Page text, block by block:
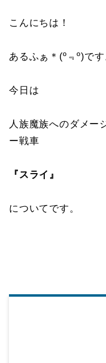
こんにちは！
あるふぁ＊(º﹃º)です
今日は
人族魔族へのダメー
ー戦車
『スライ』
についてです。